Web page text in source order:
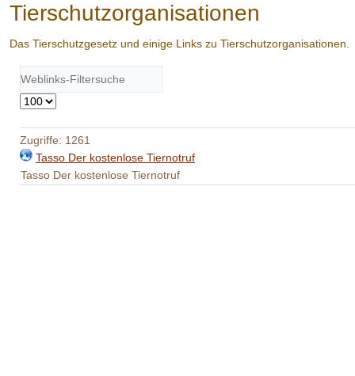
Tierschutzorganisationen
Das Tierschutzgesetz und einige Links zu Tierschutzorganisationen.
Filterfeld
Anzeige
Zugriffe: 1261
Tasso Der kostenlose Tiernotruf
Tasso Der kostenlose Tiernotruf